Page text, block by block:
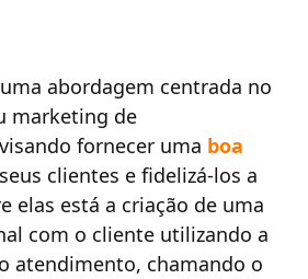
abordagem centrada no
marketing de
fornecer uma boa
clientes e fidelizá-los a
elas está a criação de uma
com o cliente utilizando a
atendimento, chamando o